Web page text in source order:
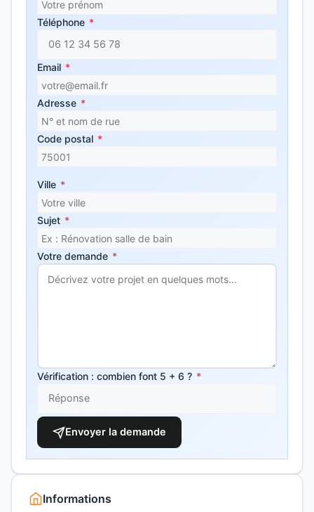
Téléphone *
Email *
Adresse *
Code postal *
Ville *
Sujet *
Votre demande *
Vérification : combien font 5 + 6 ? *
Envoyer la demande
Informations